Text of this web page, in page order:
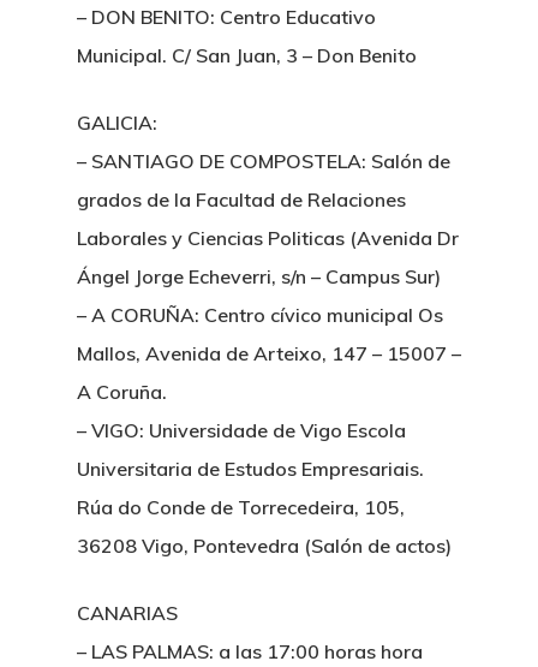
– DON BENITO: Centro Educativo
Municipal. C/ San Juan, 3 – Don Benito
GALICIA:
– SANTIAGO DE COMPOSTELA: Salón de
grados de la Facultad de Relaciones
Laborales y Ciencias Politicas (Avenida Dr
Ángel Jorge Echeverri, s/n – Campus Sur)
– A CORUÑA: Centro cívico municipal Os
Mallos, Avenida de Arteixo, 147 – 15007 –
A Coruña.
– VIGO: Universidade de Vigo Escola
Universitaria de Estudos Empresariais.
Rúa do Conde de Torrecedeira, 105,
36208 Vigo, Pontevedra (Salón de actos)
CANARIAS
– LAS PALMAS: a las 17:00 horas hora
Inicio
Sentencias
Revista
Colabora